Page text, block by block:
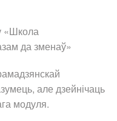
«Школа
да зменаў»
але дзейнічаць
модуля.